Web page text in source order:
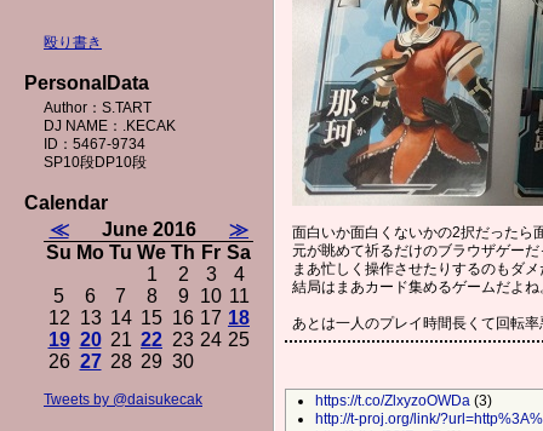
面白いか面白くないかの2択だったら
元が眺めて祈るだけのブラウザゲー
まあ忙しく操作させたりするのもダ
結局はまあカード集めるゲームだよ
あとは一人のプレイ時間長くて回転
https://t.co/ZlxyzoOWDa (3)
http://t-proj.org/link/
殴り書き
PersonalData
Author：S.TART
DJ NAME：.KECAK
ID：5467-9734
SP10段DP10段
Calendar
≪
June 2016
≫
Su Mo Tu We Th Fr Sa
1
2 3
4
5
6 7 8 9 10 11
12 13 14 15 16 17 18
19 20 21 22 23 24 25
26 27 28 29 30
Tweets by @daisukecak